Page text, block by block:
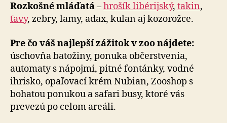
Rozkošné mláďatá–hrošík libérijský, takin,
ťavy, zebry, lamy, adax, kulan aj kozorožce.
Pre čo váš najlepší zážitok v zoo nájdete:
úschovňa ba­to­ži­ny, ponuka občerstvenia,
automaty s nápojmi, pitné fontánky, vodné
ihrisko, opaľovací krém Nubian, Zooshop s
bohatou ponukou a safari busy, ktoré vás
prevezú po ce­lom areáli.